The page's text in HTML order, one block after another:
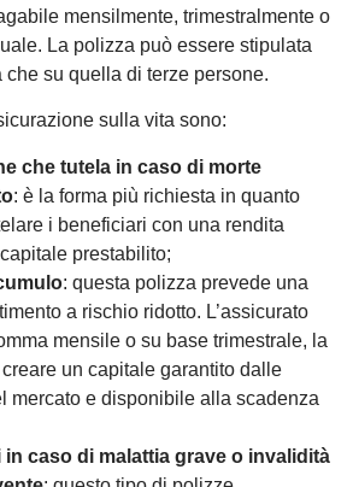
mensilmente, trimestralmente o
La polizza può essere stipulata
su quella di terze persone.
sulla vita sono:
che tutela in caso di morte
: è la forma più richiesta in quanto
i beneficiari con una rendita
prestabilito;
: questa polizza prevede una
a rischio ridotto. L’assicurato
mensile o su base trimestrale, la
un capitale garantito dalle
mercato e disponibile alla scadenza
caso di malattia grave o invalidità